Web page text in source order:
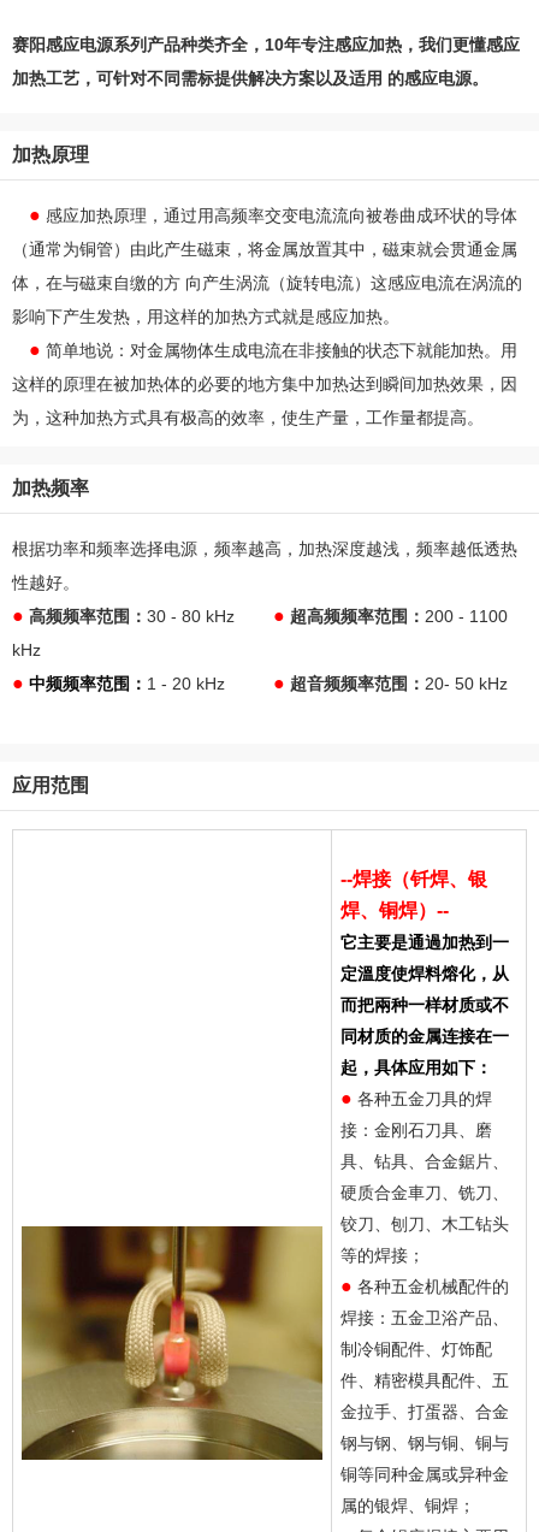
赛阳感应电源系列产品种类齐全，10年专注感应加热，我们更懂感应
加热工艺，可针对不同需标提供解决方案以及适用 的感应电源。
加热原理
● 感应加热原理，通过用高频率交变电流流向被卷曲成环状的导体
（通常为铜管）由此产生磁束，将金属放置其中，磁束就会贯通金属
体，在与磁束自缴的方 向产生涡流（旋转电流）这感应电流在涡流的
影响下产生发热，用这样的加热方式就是感应加热。
● 简单地说：对金属物体生成电流在非接触的状态下就能加热。用
这样的原理在被加热体的必要的地方集中加热达到瞬间加热效果，因
为，这种加热方式具有极高的效率，使生产量，工作量都提高。
加热频率
根据功率和频率选择电源，频率越高，加热深度越浅，频率越低透热
性越好。
● 高频频率范围： 30 - 80 kHz ● 超高频频率范围： 200 - 1100
kHz
● 中频频率范围 ： 1 - 20 kHz ● 超音频频率范围： 20- 50 kHz
应用范围
--焊接（钎焊、银
焊、铜焊）--
它主要是通過加热到一
定溫度使焊料熔化，从
而把兩种一样材质或不
同材质的金属连接在一
起，具体应用如下：
● 各种五金刀具的焊
接：金刚石刀具、磨
具、钻具、合金鋸片、
硬质合金車刀、铣刀、
铰刀、刨刀、木工钻头
等的焊接；
● 各种五金机械配件的
焊接：五金卫浴产品、
制冷铜配件、灯饰配
件、精密模具配件、五
金拉手、打蛋器、合金
钢与钢、钢与铜、铜与
铜等同种金属或异种金
属的银焊、铜焊；